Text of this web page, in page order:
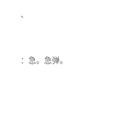
、
：急。急弹。